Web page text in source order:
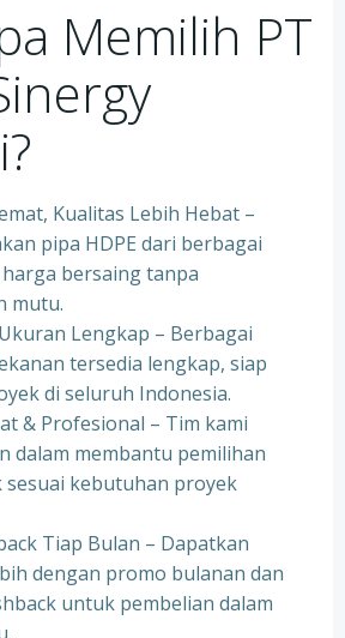
Memilih PT
Kualitas Lebih Hebat –
pipa HDPE dari berbagai
bersaing tanpa
mutu.
Lengkap – Berbagai
tersedia lengkap, siap
di seluruh Indonesia.
& Profesional – Tim kami
dalam membantu pemilihan
kebutuhan proyek
Tiap Bulan – Dapatkan
dengan promo bulanan dan
untuk pembelian dalam